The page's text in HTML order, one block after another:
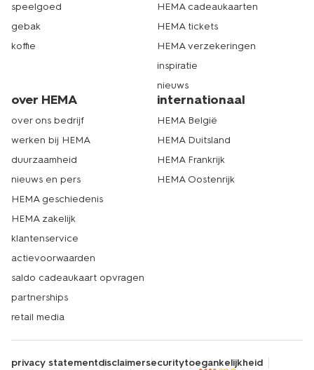
speelgoed
gebak
koffie
HEMA cadeaukaarten
HEMA tickets
HEMA verzekeringen
inspiratie
nieuws
over HEMA
over ons bedrijf
werken bij HEMA
duurzaamheid
nieuws en pers
HEMA geschiedenis
HEMA zakelijk
klantenservice
actievoorwaarden
saldo cadeaukaart opvragen
partnerships
retail media
internationaal
HEMA België
HEMA Duitsland
HEMA Frankrijk
HEMA Oostenrijk
privacy statementdisclaimersecuritytoegankelijkheid